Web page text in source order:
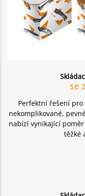
se
Perfektní řešení
nekomplikované,
nabízí vynikající
těžké